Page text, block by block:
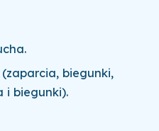
biegunki,
i biegunki).